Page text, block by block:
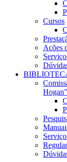
Cursos
Ações
Hogan”